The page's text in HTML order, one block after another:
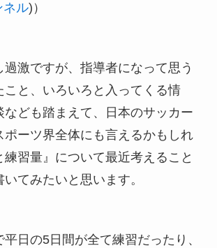
ネル)）
過激ですが、指導者になって思う
こと、いろいろと入ってくる情
なども踏まえて、日本のサッカー
ポーツ界全体にも言えるかもしれ
練習量』について最近考えること
てみたいと思います。
日の5日間が全て練習だったり、